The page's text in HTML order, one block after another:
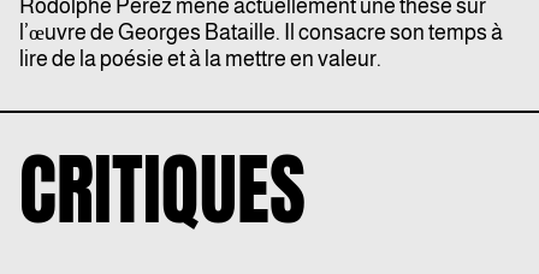
Rodolphe Perez mène actuellement une thèse sur
l’œuvre de Georges Bataille. Il consacre son temps à
lire de la poésie et à la mettre en valeur.
CRITIQUES